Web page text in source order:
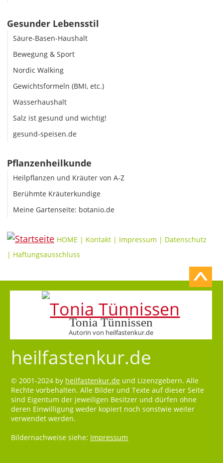
Gesunder Lebensstil
Säure-Basen-Haushalt
Bewegung & Sport
Nordic Walking
Gewichtsformeln (BMI, etc.)
Wasserhaushalt
Salz ist gesund und wichtig!
gesund-speisen.de
Pflanzenheilkunde
Heilpflanzen und Kräuter von A-Z
Berühmte Kräuterkundige
Meine Gartenseite: botanio.de
HOME | Kontakt | Impressum | Datenschutz
| Haftungsausschluss
Tonia Tünnissen
Autorin von heilfastenkur.de
heilfastenkur.de
© 2001-2024 by heilfastenkur.de und Lizenzgebern. Alle
Rechte vorbehalten. Alle Bilder und Texte auf dieser Seite
sind Eigentum der jeweiligen Besitzer und dürfen ohne
deren Einwilligung weder kopiert noch sonstwie weiter
verwendet werden.
Bildernachweise siehe: Impressum